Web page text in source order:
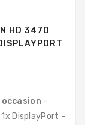
HD 3470
occasion -
1x DisplayPort -